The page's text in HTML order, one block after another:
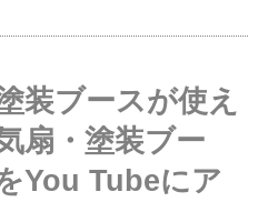
装ブースが使え
扇・塗装ブー
You Tubeにア